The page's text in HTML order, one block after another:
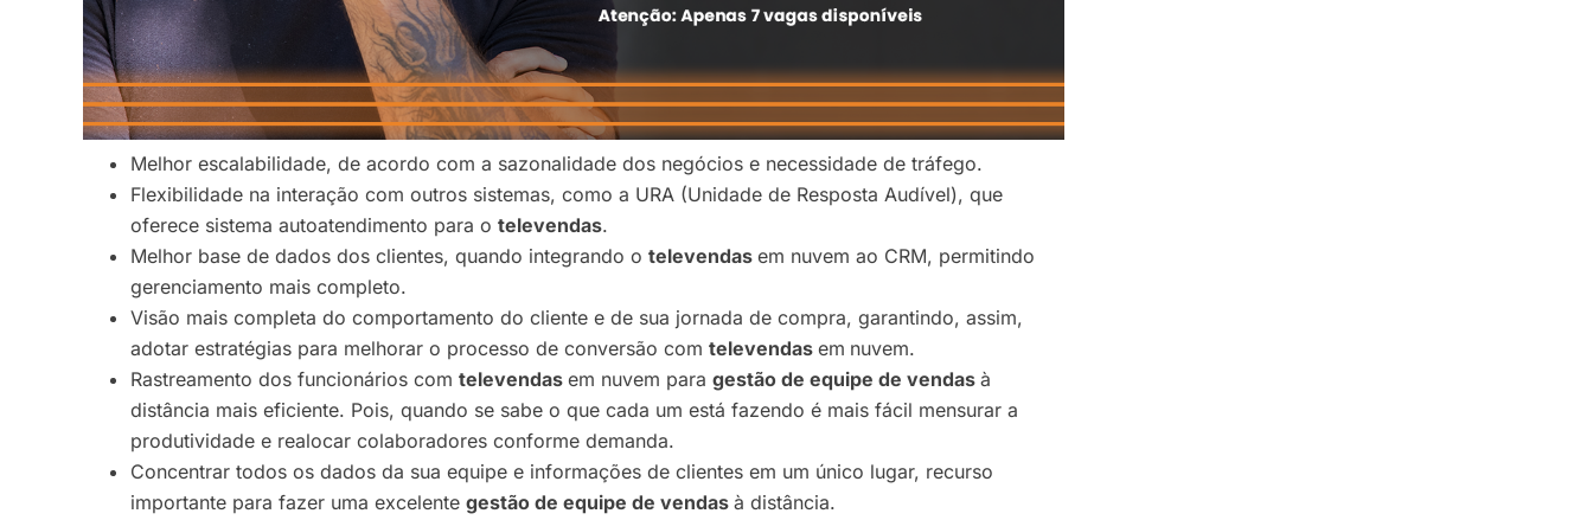
Melhor escalabilidade, de acordo com a sazonalidade dos negócios e necessidade de tráfego.
Flexibilidade na interação com outros sistemas, como a URA (Unidade de Resposta Audível), que
oferece sistema autoatendimento para o televendas.
Melhor base de dados dos clientes, quando integrando o televendas em nuvem ao CRM, permitindo
gerenciamento mais completo.
Visão mais completa do comportamento do cliente e de sua jornada de compra, garantindo, assim,
adotar estratégias para melhorar o processo de conversão com televendas em nuvem.
Rastreamento dos funcionários com televendas em nuvem para gestão de equipe de vendas à
distância mais eficiente. Pois, quando se sabe o que cada um está fazendo é mais fácil mensurar a
produtividade e realocar colaboradores conforme demanda.
Concentrar todos os dados da sua equipe e informações de clientes em um único lugar, recurso
importante para fazer uma excelente gestão de equipe de vendas à distância.